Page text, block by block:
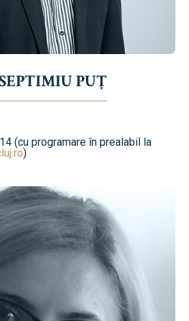
PUȚ
(cu programare în prealabil la
)